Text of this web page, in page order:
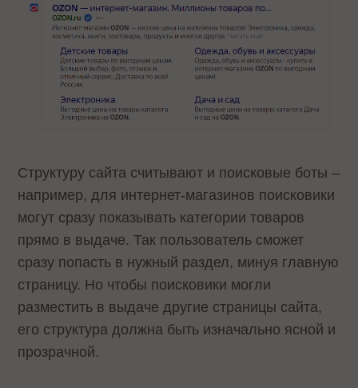
Структуру сайта считывают и поисковые боты –
например, для интернет-магазинов поисковики
могут сразу показывать категории товаров
прямо в выдаче. Так пользователь сможет
сразу попасть в нужный раздел, минуя главную
страницу. Но чтобы поисковики могли
разместить в выдаче другие страницы сайта,
его структура должна быть изначально ясной и
прозрачной.